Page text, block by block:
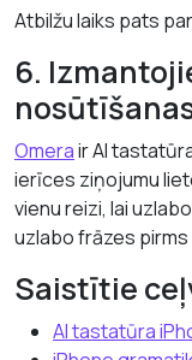
Atbilžu laiks pats
6.
Omerair AI
ierīces ziņojumu
vienu reizi, lai
uzlabo frāzes
Saistītie
AI tastatūra